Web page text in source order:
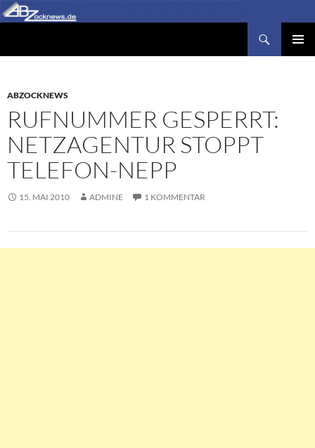
Zum
Inhalt
ABZOCKNEWS
RUFNUMMER GESPERRT:
NETZAGENTUR STOPPT
TELEFON-NEPP
15. MAI 2010 ADMINE 1 KOMMENTAR